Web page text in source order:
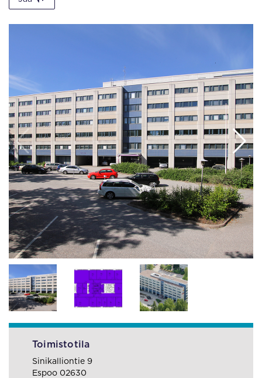
Toimistotila
Sinikalliontie 9
Espoo 02630